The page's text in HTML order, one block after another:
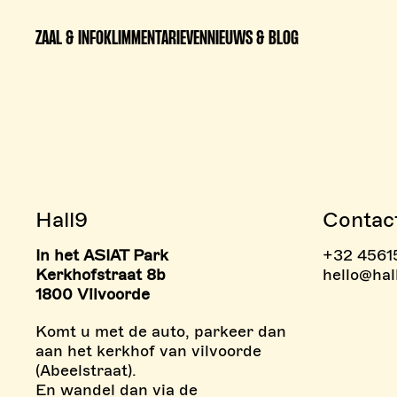
ZAAL & INFOKLIMMENTARIEVENNIEUWS & BLOG
> BOULDERZONE >
Hall9
In het ASIAT Park
Kerkhofstraat 8b
1800 Vilvoorde
Komt u met de auto, parkeer dan
aan het kerkhof van vilvoorde
(Abeelstraat).
En wandel dan via de
+32